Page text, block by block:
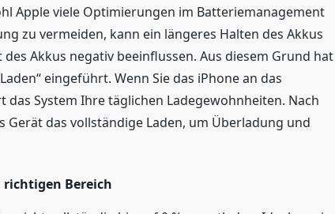
Apple viele Optimierungen im Batteriemanagement
zu vermeiden, kann ein längeres Halten des Akkus
Akkus negativ beeinflussen. Aus diesem Grund hat
eingeführt. Wenn Sie das iPhone an das
das System Ihre täglichen Ladegewohnheiten. Nach
Gerät das vollständige Laden, um Überladung und
richtigen Bereich